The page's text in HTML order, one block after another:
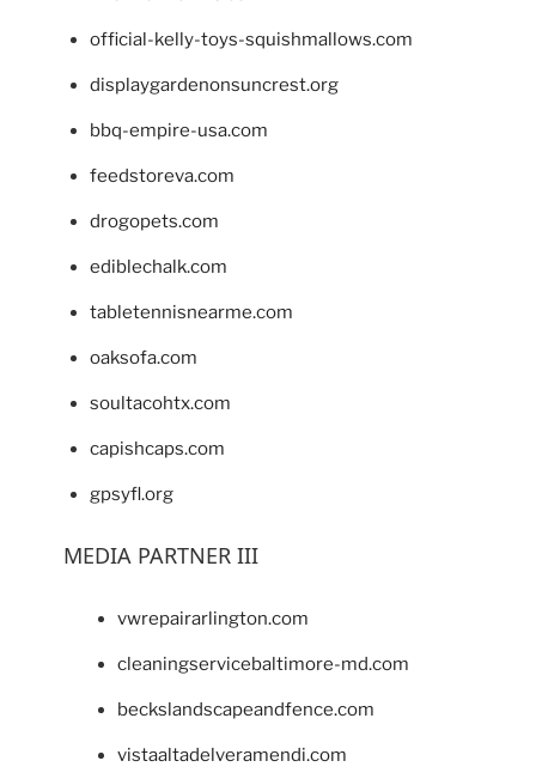
official-kelly-toys-squishmallows.com
displaygardenonsuncrest.org
bbq-empire-usa.com
feedstoreva.com
drogopets.com
ediblechalk.com
tabletennisnearme.com
oaksofa.com
soultacohtx.com
capishcaps.com
gpsyfl.org
MEDIA PARTNER III
vwrepairarlington.com
cleaningservicebaltimore-md.com
beckslandscapeandfence.com
vistaaltadelveramendi.com